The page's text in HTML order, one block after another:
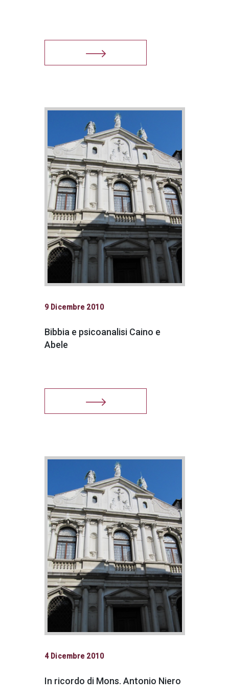
9 Dicembre 2010
Bibbia e psicoanalisi Caino e
Abele
4 Dicembre 2010
In ricordo di Mons. Antonio Niero